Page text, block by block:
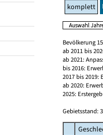
komplett
Bevölkerung
ab 2011 bis
ab 2021:
bis 2016:
2017 bis
ab 2020:
2025:
Gebietsstand: